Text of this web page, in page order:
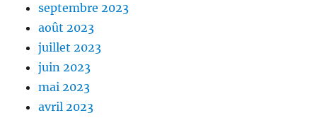
septembre 2023
août 2023
juillet 2023
juin 2023
mai 2023
avril 2023